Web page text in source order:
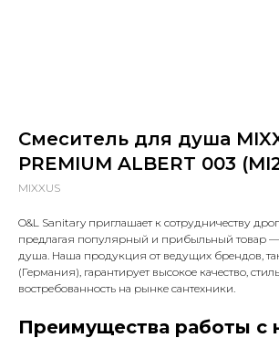
Смеситель для душа
PREMIUM ALBERT 003
MIXXUS
O&L Sanitary приглашает к сотрудничеству
предлагая популярный и прибыльный товар —
душа. Наша продукция от ведущих брендов,
(Германия), гарантирует высокое качество,
востребованность на рынке сантехники.
Преимущества работы с